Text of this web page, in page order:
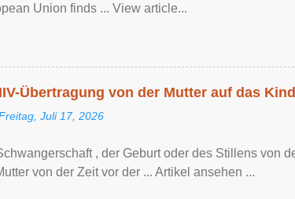
Union finds ... View article...
Übertragung von der Mutter auf das Kind
Juli 17, 2026
, der Geburt oder des Stillens von
von der Zeit vor der ... Artikel ansehen ...